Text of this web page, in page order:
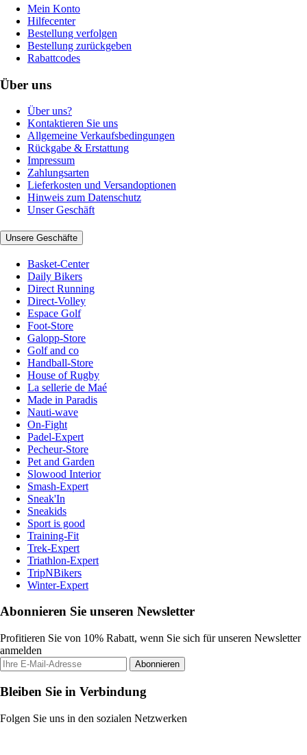
Mein Konto
Hilfecenter
Bestellung verfolgen
Bestellung zurückgeben
Rabattcodes
Über uns
Über uns?
Kontaktieren Sie uns
Allgemeine Verkaufsbedingungen
Rückgabe & Erstattung
Impressum
Zahlungsarten
Lieferkosten und Versandoptionen
Hinweis zum Datenschutz
Unser Geschäft
Unsere Geschäfte
Basket-Center
Daily Bikers
Direct Running
Direct-Volley
Espace Golf
Foot-Store
Galopp-Store
Golf and co
Handball-Store
House of Rugby
La sellerie de Maé
Made in Paradis
Nauti-wave
On-Fight
Padel-Expert
Pecheur-Store
Pet and Garden
Slowood Interior
Smash-Expert
Sneak'In
Sneakids
Sport is good
Training-Fit
Trek-Expert
Triathlon-Expert
TripNBikers
Winter-Expert
Abonnieren Sie unseren Newsletter
Profitieren Sie von 10% Rabatt, wenn Sie sich für unseren Newsletter
anmelden
Abonnieren
Bleiben Sie in Verbindung
Folgen Sie uns in den sozialen Netzwerken